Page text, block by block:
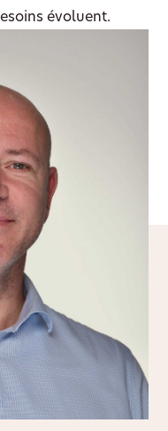
évoluent.